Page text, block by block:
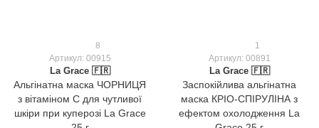
8
Артикул: 00915
La Grace 🇫🇷
Альгінатна маска ЧОРНИЦЯ
з вітаміном С для чутливої
шкіри при куперозі La Grace
1
Артикул: 00891
La Grace 🇫🇷
Заспокійлива альгінатна
маска КРІО-СПІРУЛІНА з
ефектом охолодження La